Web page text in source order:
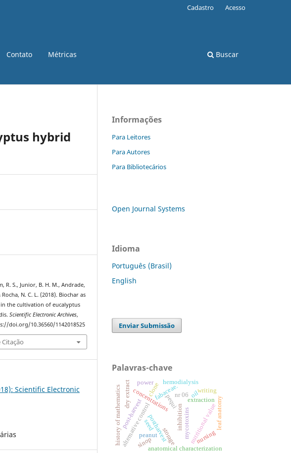
Contato Métricas Buscar
Cadastro Acesso
hybrid
R. S., Junior, B. H. M., Andrade,
Rocha, N. C. L. (2018). Biochar as
the cultivation of eucalyptus
Scientific Electronic Archives,
doi.org/10.36560/1142018525
Scientific Electronic
Informações
Para Leitores
Para Autores
Para Bibliotecários
Open Journal Systems
Idioma
Português (Brasil)
English
Enviar Submissão
Palavras-chave
concentrations
inhibition
postharvest
alternative control
extraction
nutritional value
oil
pequi
post-harvest mycotoxins
peanut
leaf anatomy
anatomical characterization
fabaceae.
history of mathematics writing
dry extract hemodialysis
nursing
storage
seed
clone
sinop
nr 06
power